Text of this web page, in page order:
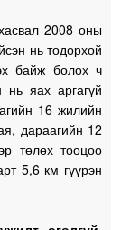
2008 оны
нь тодорхой
байж болох ч
нь яах аргагүй
16 жилийн
дараагийн 12
төлөх тооцоо
5,6 км гүүрэн